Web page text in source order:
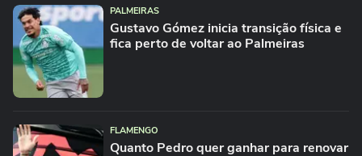
PALMEIRAS
Gustavo Gómez inicia transição física e
fica perto de voltar ao Palmeiras
FLAMENGO
Quanto Pedro quer ganhar para renovar